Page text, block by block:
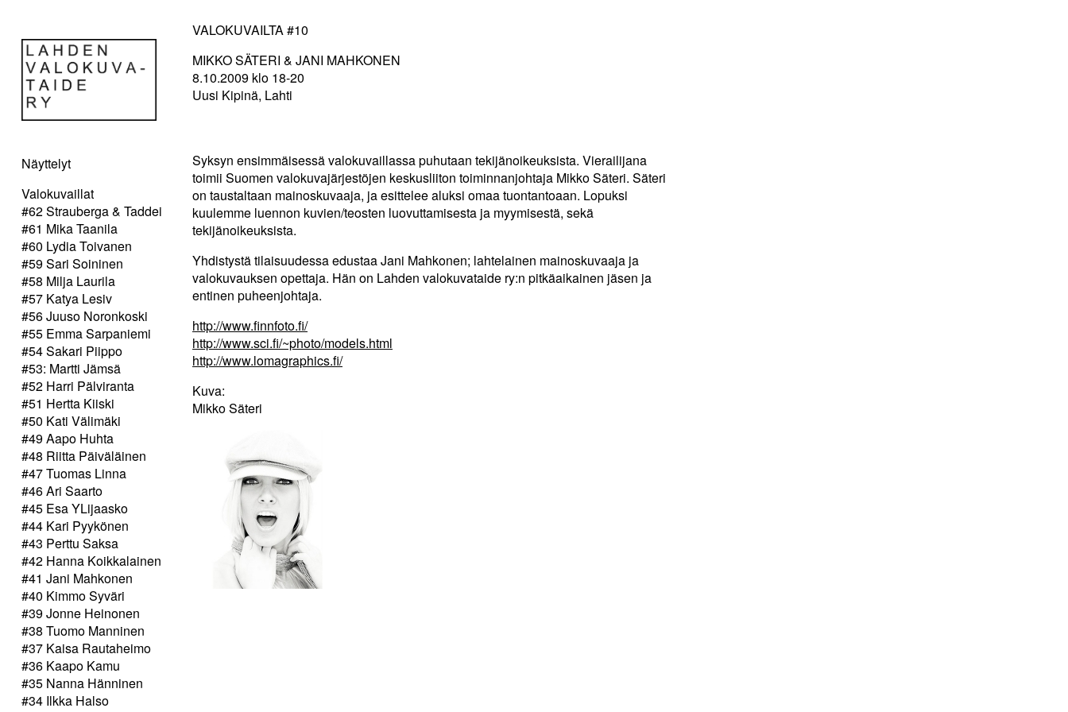
Näyttelyt
Valokuvaillat
#62 Strauberga & Taddei
#61 Mika Taanila
#60 Lydia Toivanen
#59 Sari Soininen
#58 Milja Laurila
#57 Katya Lesiv
#56 Juuso Noronkoski
#55 Emma Sarpaniemi
#54 Sakari Piippo
#53: Martti Jämsä
#52 Harri Pälviranta
#51 Hertta Kiiski
#50 Kati Välimäki
#49 Aapo Huhta
#48 Riitta Päiväläinen
#47 Tuomas Linna
#46 Ari Saarto
#45 Esa YLijaasko
#44 Kari Pyykönen
#43 Perttu Saksa
#42 Hanna Koikkalainen
#41 Jani Mahkonen
#40 Kimmo Syväri
#39 Jonne Heinonen
#38 Tuomo Manninen
#37 Kaisa Rautaheimo
#36 Kaapo Kamu
#35 Nanna Hänninen
#34 Ilkka Halso
VALOKUVAILTA #10
MIKKO SÄTERI & JANI MAHKONEN
8.10.2009 klo 18-20
Uusi Kipinä, Lahti
Syksyn ensimmäisessä valokuvaillassa puhutaan tekijänoikeuksista. Vierailijana
toimii Suomen valokuvajärjestöjen keskusliiton toiminnanjohtaja Mikko Säteri. Säteri
on taustaltaan mainoskuvaaja, ja esittelee aluksi omaa tuontantoaan. Lopuksi
kuulemme luennon kuvien/teosten luovuttamisesta ja myymisestä, sekä
tekijänoikeuksista.
Yhdistystä tilaisuudessa edustaa Jani Mahkonen; lahtelainen mainoskuvaaja ja
valokuvauksen opettaja. Hän on Lahden valokuvataide ry:n pitkäaikainen jäsen ja
entinen puheenjohtaja.
http://www.finnfoto.fi/
http://www.sci.fi/~photo/models.html
http://www.lomagraphics.fi/
Kuva:
Mikko Säteri